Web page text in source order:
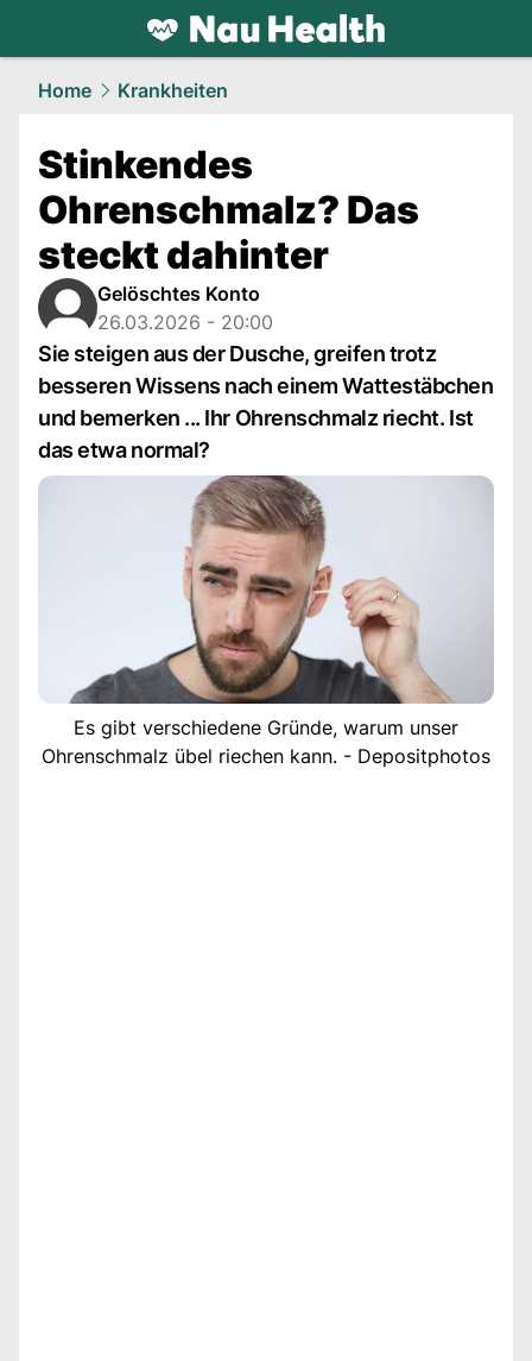
health.NAU.ch
Home Krankheiten
Stinkendes
Ohrenschmalz? Das
steckt dahinter
Gelöschtes Konto
26.03.2026 - 20:00
Sie steigen aus der Dusche, greifen trotz
besseren Wissens nach einem Wattestäbchen
und bemerken ... Ihr Ohrenschmalz riecht. Ist
das etwa normal?
Es gibt verschiedene Gründe, warum unser
Ohrenschmalz übel riechen kann. - Depositphotos